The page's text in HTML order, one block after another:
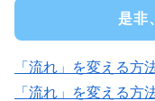
是非
「流れ」を変える方
「流れ」を変える方